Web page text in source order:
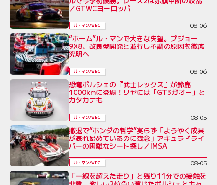
／GTWCヨーロッパ
ル・マン/WEC 08-06
“ホーム”ル・マンで大きな失望。プジョー
9X8、改良型開発と並行し不調の原因を徹底
究明へ
ル・マン/WEC 08-06
恐竜ポルシェの『武士レックス』が鈴鹿
1000kmに登場！リヤには「GT3ガオー」と
カタカナも
ル・マン/WEC 08-05
撤退で“ホンダの哲学”実らず「ようやく成果
が表れ始めているのに残念」アキュラドライ
バーの困難なシート探し／IMSA
ル・マン/WEC 08-05
「一線を超えた走り」と残り11分での接触を